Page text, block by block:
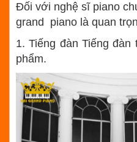
Đối với nghệ sĩ piano
grand piano là quan
1. Tiếng đàn Tiếng
phẩm.